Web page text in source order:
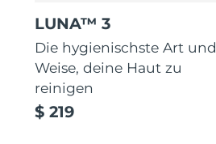
LUNA™ 3
Die hygienischste Art und
Weise, deine Haut zu
reinigen
$ 219